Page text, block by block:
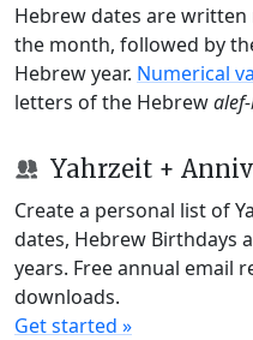
Hebrew dates are
the month, followed by
Hebrew year. Numerical
letters of the Hebrew
Yahrzeit +
Create a personal list of
dates, Hebrew Birthdays
years. Free annual email
downloads.
Get started »